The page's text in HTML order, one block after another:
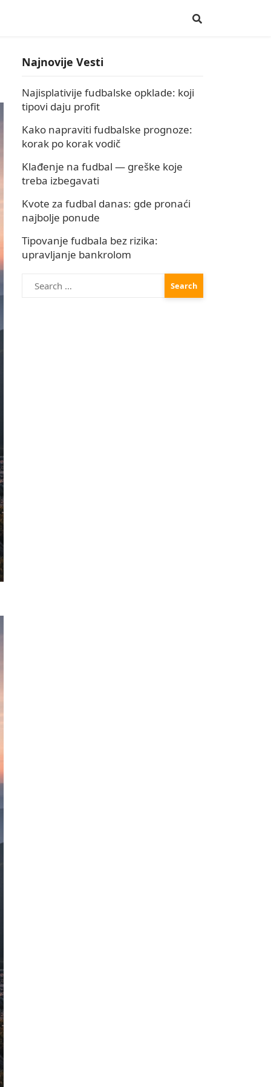
Najnovije Vesti
Najisplativije fudbalske opklade: koji
tipovi daju profit
Kako napraviti fudbalske prognoze:
korak po korak vodič
Klađenje na fudbal — greške koje
treba izbegavati
Kvote za fudbal danas: gde pronaći
najbolje ponude
Tipovanje fudbala bez rizika:
upravljanje bankrolom
Search
for: